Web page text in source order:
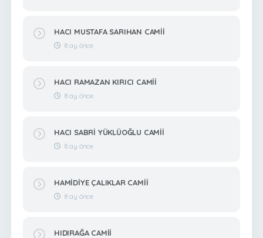
HACI MUSTAFA SARIHAN CAMİİ
8 ay önce
HACI RAMAZAN KIRICI CAMİİ
8 ay önce
HACI SABRİ YÜKLÜOĞLU CAMİİ
8 ay önce
HAMİDİYE ÇALIKLAR CAMİİ
8 ay önce
HIDIRAĞA CAMİİ